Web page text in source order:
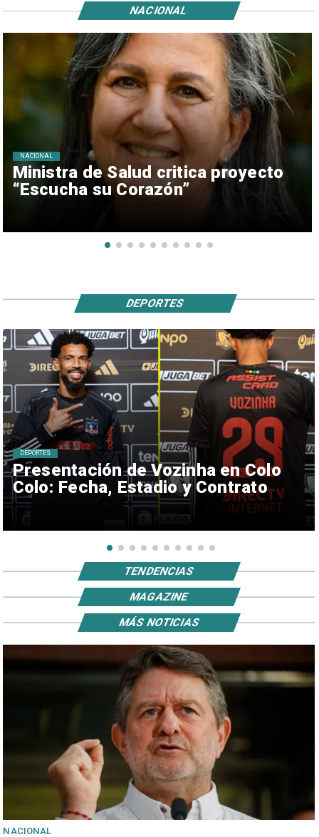
Ministra de Salud critica proyecto
“Escucha su Corazón”
NACIONAL
NACIONAL
Presentación de Vozinha en Colo
Colo: Fecha, Estadio y Contrato
DEPORTES
DEPORTES
TENDENCIAS
MAGAZINE
NACIONAL
MÁS NOTICIAS